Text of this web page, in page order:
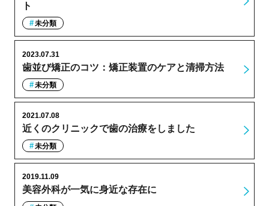
ト
未分類
歯並び矯正のコツ：矯正装置のケアと清掃方法
2023.07.31
未分類
近くのクリニックで歯の治療をしました
2021.07.08
未分類
美容外科が一気に身近な存在に
2019.11.09